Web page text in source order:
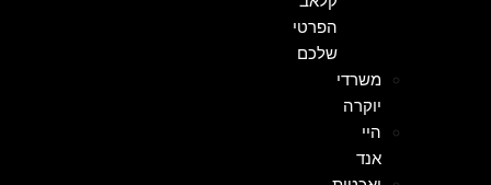
הפרטי
שלכם
משרדי
יוקרה
היי
אנד